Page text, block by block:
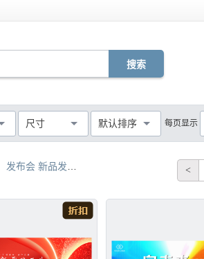
每页显示
默认排序
尺寸
PPT EPS TIF PDF JPG
MOV AEP VSP 不限
发布会 新品发布会 全球发布会 招商发布会
<